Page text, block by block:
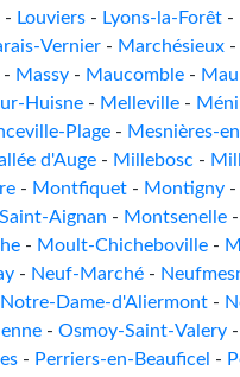
- Louviers - Lyons-la-Forêt -
Vernier - Marchésieux -
- Massy - Maucomble -
Huisne - Melleville -
Plage - Mesnières-
d'Auge - Millebosc -
- Montfiquet - Montigny -
Aignan - Montsenelle -
- Moult-Chicheboville -
- Neuf-Marché -
Notre-Dame-d'Aliermont -
- Osmoy-Saint-Valery -
- Perriers-en-Beauficel -